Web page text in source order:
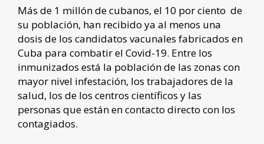
Más de 1 millón de cubanos, el 10 por ciento de
su población, han recibido ya al menos una
dosis de los candidatos vacunales fabricados en
Cuba para combatir el Covid-19. Entre los
inmunizados está la población de las zonas con
mayor nivel infestación, los trabajadores de la
salud, los de los centros científicos y las
personas que están en contacto directo con los
contagiados.